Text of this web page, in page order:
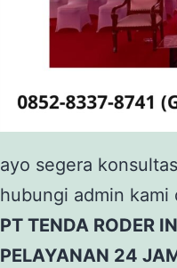
ayo segera
hubungi admin kami
PT TENDA RODER
PELAYANAN 24